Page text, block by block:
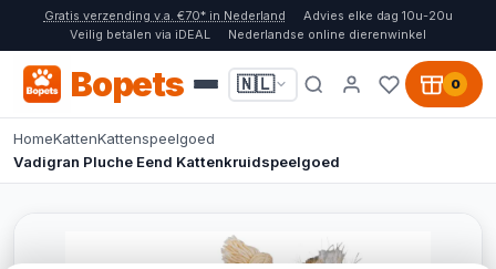
Gratis verzending v.a. €70* in Nederland
Advies elke dag 10u-20u
Veilig betalen via iDEAL
Nederlandse online dierenwinkel
Bopets 🇳🇱 0
HomeKattenKattenspeelgoed
Vadigran Pluche Eend Kattenkruidspeelgoed